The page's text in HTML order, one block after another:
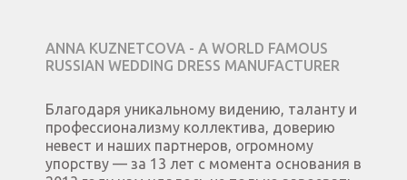
ANNA KUZNETCOVA - A WORLD FAMOUS
RUSSIAN WEDDING DRESS MANUFACTURER
Благодаря уникальному видению, таланту и
профессионализму коллектива, доверию
невест и наших партнеров, огромному
упорству — за 13 лет с момента основания в